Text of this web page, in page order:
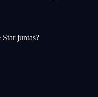
juntas?